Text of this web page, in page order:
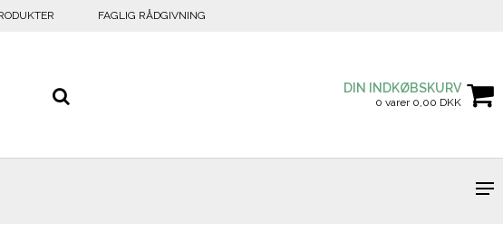
FAGLIG RÅDGIVNING
DIN INDKØBSKURV
0 varer 0,00 DKK